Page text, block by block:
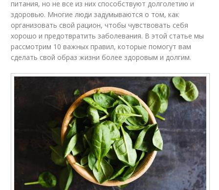
питания, но не все из них способствуют долголетию и
здоровью. Многие люди задумываются о том, как
организовать свой рацион, чтобы чувствовать себя
хорошо и предотвратить заболевания. В этой статье мы
рассмотрим 10 важных правил, которые помогут вам
сделать свой образ жизни более здоровым и долгим.